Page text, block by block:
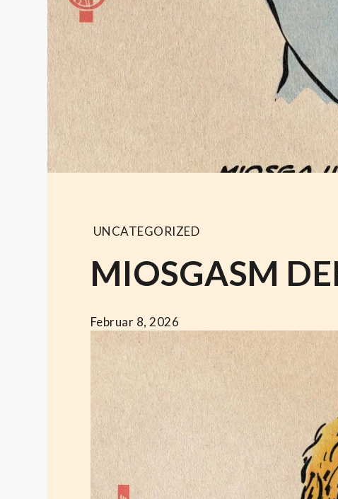
UNCATEGORIZED
MIOSGASM
Februar 8, 2026